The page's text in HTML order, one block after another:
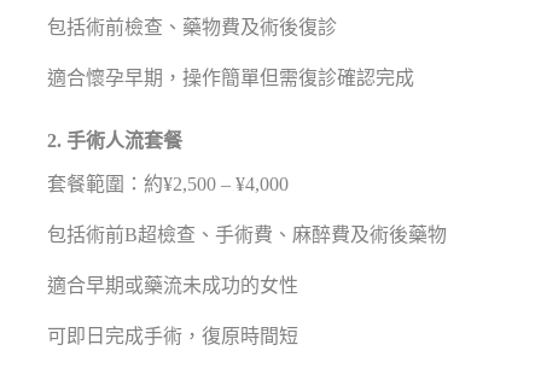
包括術前檢查、藥物費及術後復診
適合懷孕早期，操作簡單但需復診確認完成
2. 手術人流套餐
套餐範圍：約¥2,500 – ¥4,000
包括術前B超檢查、手術費、麻醉費及術後藥物
適合早期或藥流未成功的女性
可即日完成手術，復原時間短